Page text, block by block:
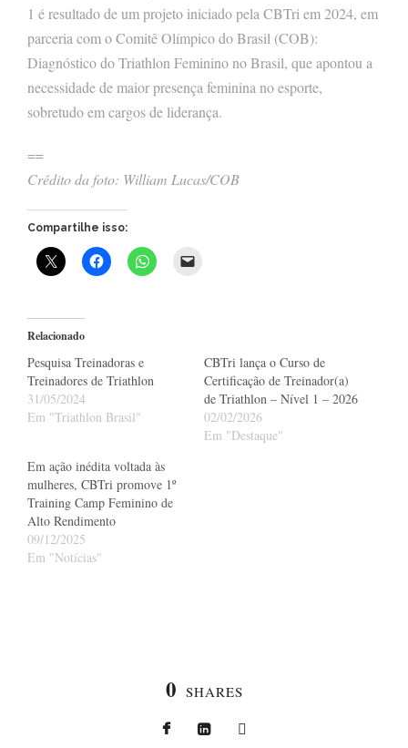
1 é resultado de um projeto iniciado pela CBTri em 2024, em
parceria com o Comitê Olímpico do Brasil (COB):
Diagnóstico do Triathlon Feminino no Brasil, que apontou a
necessidade de maior presença feminina no esporte,
sobretudo em cargos de liderança.
==
Crédito da foto: William Lucas/COB
Compartilhe isso:
Relacionado
Pesquisa Treinadoras e
Treinadores de Triathlon
31/05/2024
Em "Triathlon Brasil"
CBTri lança o Curso de
Certificação de Treinador(a)
de Triathlon – Nível 1 – 2026
02/02/2026
Em "Destaque"
Em ação inédita voltada às
mulheres, CBTri promove 1º
Training Camp Feminino de
Alto Rendimento
09/12/2025
Em "Notícias"
0 SHARES